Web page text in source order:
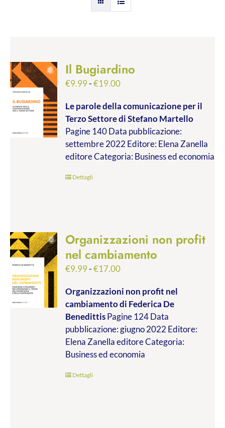
Il Bugiardino
€9.99-€19.00Fascia
prezzo:
da
€9.99
a
€19.00
Le parole della comunicazione per il
Terzo Settoredi Stefano Martello
Pagine 140 Data pubblicazione:
settembre 2022 Editore: Elena Zanella
editore Categoria: Business ed economia
Dettagli
Organizzazioni non profit
nel cambiamento
€9.99-€17.00Fascia
prezzo:
da
€9.99
a
€17.00
Organizzazioni non profit nel
cambiamentodi Federica De
BenedittisPagine 124 Data
pubblicazione: giugno 2022 Editore:
Elena Zanella editore Categoria:
Business ed economia
Dettagli